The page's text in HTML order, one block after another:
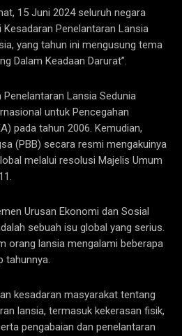
15 Juni 2024 seluruh negara
Penelantaran Lansia
yang tahun ini mengusung tema
Dalam Keadaan Darurat”.
Lansia Sedunia
untuk Pencegahan
pada tahun 2006. Kemudian,
(PBB) secara resmi mengakuinya
melalui resolusi Majelis Umum
Urusan Ekonomi dan Sosial
sebuah isu global yang serius.
orang lansia mengalami beberapa
tahunnya.
kesadaran masyarakat tentang
lansia, termasuk kekerasan fisik,
pengabaian dan penelantaran